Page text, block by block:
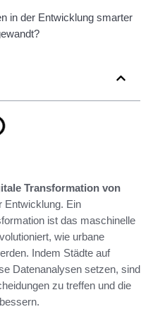
Transformation von
Entwicklung. Ein
ist das maschinelle
wie urbane
Indem Städte auf
Datenanalysen setzen, sind
zu treffen und die